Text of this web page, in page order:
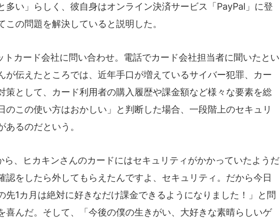
多い」らしく、彼自身はオンライン決済サービス「PayPal」に登
この問題を解決していると説明した。
カード会社に問い合わせ。電話でカード会社担当者に聞いたとい
が伝えたところでは、近年手口が増えているサイバー犯罪、カー
策として、カード利用者の購入履歴や課金額など様々な要素を総
のこの使い方はおかしい」と判断した場合、一段階上のセキュリ
あるのだという。
、ヒカキンさんのカードにはセキュリティがかかっていたようだ
認をしたら外してもらえたんですよ、セキュリティ。だから今日
先1カ月は絶対に好きなだけ課金できるようになりました！」と問
喜んだ。そして、「今後の僕の生きがい、大好きな素晴らしいゲ